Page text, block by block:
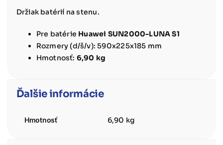
Držiak batérií na stenu.
Pre batérie Huawei SUN2000-LUNA S1
Rozmery (d/š/v): 590x225x185 mm
Hmotnosť: 6,90 kg
Ďalšie informácie
Hmotnosť 6,90 kg